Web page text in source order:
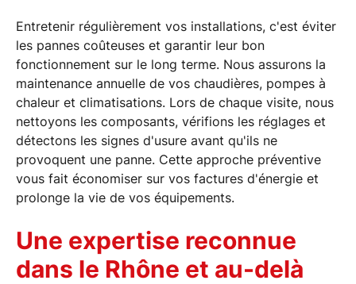
Entretenir régulièrement vos installations, c'est éviter
les pannes coûteuses et garantir leur bon
fonctionnement sur le long terme. Nous assurons la
maintenance annuelle de vos chaudières, pompes à
chaleur et climatisations. Lors de chaque visite, nous
nettoyons les composants, vérifions les réglages et
détectons les signes d'usure avant qu'ils ne
provoquent une panne. Cette approche préventive
vous fait économiser sur vos factures d'énergie et
prolonge la vie de vos équipements.
Une expertise reconnue
dans le Rhône et au-delà